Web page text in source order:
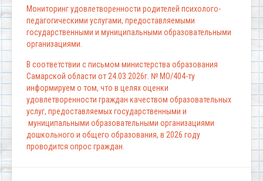
Мониторинг удовлетворенности родителей психолого-
педагогическими услугами, предоставляемыми
государственными и муниципальными образовательными
организациями.
В соответствии с письмом министерства образования
Самарской области от 24.03.2026г. № МО/404-ту
информируем о том, что в целях оценки
удовлетворенности граждан качеством образовательных
услуг, предоставляемых государственными и
муниципальными образовательными организациями
дошкольного и общего образования, в 2026 году
проводится опрос граждан.